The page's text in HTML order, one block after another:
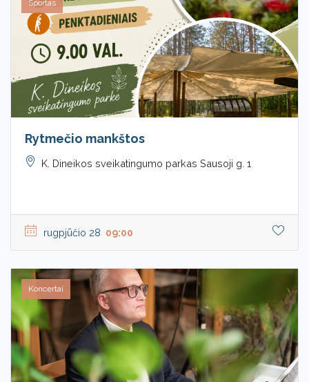
Sportas
Rytmečio mankštos
K. Dineikos sveikatingumo parkas Sausoji g. 1
rugpjūčio 28 09:00
Koncertai